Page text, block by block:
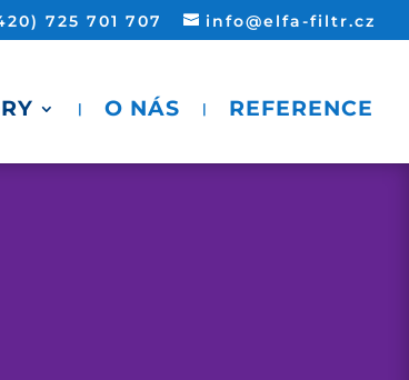
725 701 707 info@elfa-filtr.cz
O NÁS REFERENCE